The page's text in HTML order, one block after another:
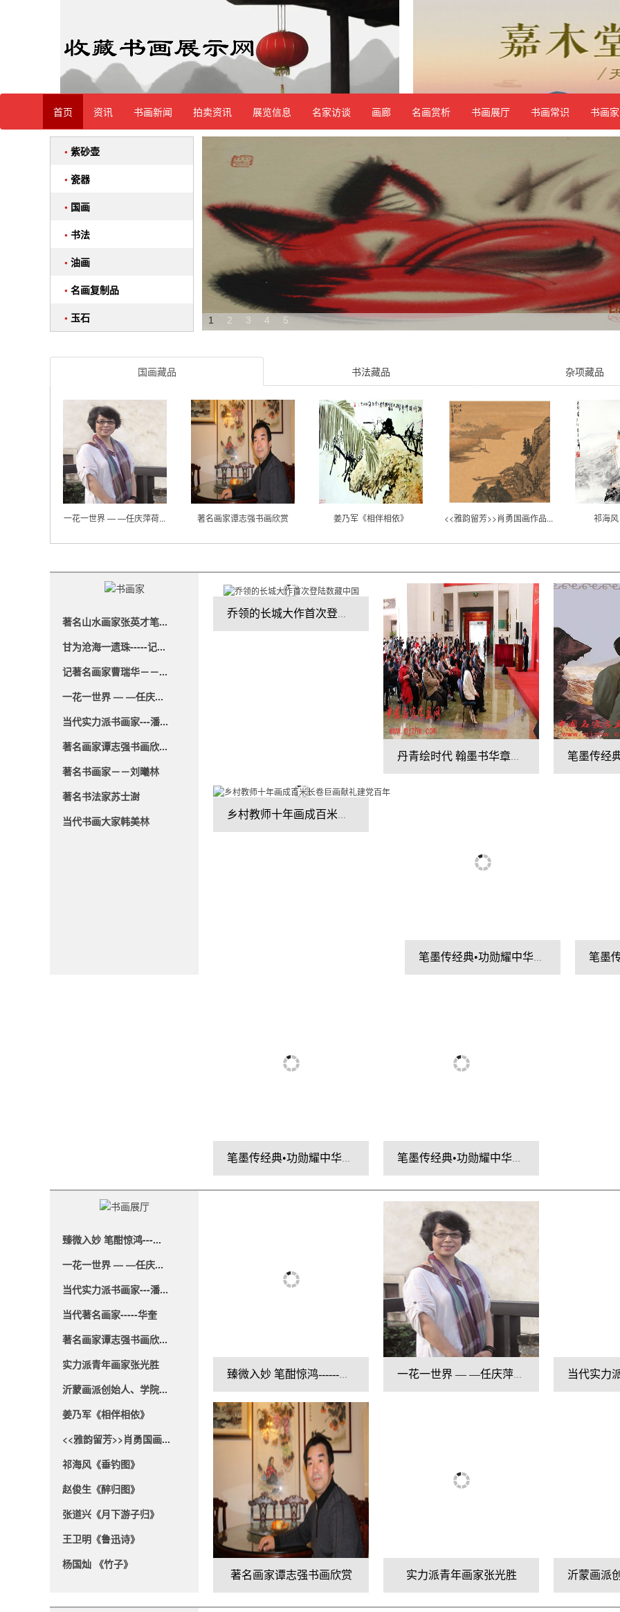
首页 资讯 书画新闻 拍卖资讯 展览信息 名家访谈 画廊 名画赏析 书画展厅 书画常识 书画家
• 紫砂壶
• 瓷器
• 国画
• 书法
• 油画
• 名画复制品
• 玉石 1 2 3 4 5
国画藏品 书法藏品 杂项藏品
一花一世界 — —任庆萍荷... 著名画家谭志强书画欣赏 姜乃军《相伴相依》 <<雅韵留芳>>肖勇国画作品... 祁海风
著名山水画家张英才笔...
甘为沧海一遗珠-----记...
记著名画家曹瑞华－－...
一花一世界 — —任庆...
当代实力派书画家---潘...
著名画家谭志强书画欣...
著名书画家－－刘曦林
著名书法家苏士澍
当代书画大家韩美林
臻微入妙 笔酣惊鸿---...
一花一世界 — —任庆...
当代实力派书画家---潘...
当代著名画家-----华奎
著名画家谭志强书画欣...
实力派青年画家张光胜
沂蒙画派创始人、学院...
姜乃军《相伴相依》
<<雅韵留芳>>肖勇国画...
祁海风《垂钓图》
赵俊生《醉归图》
张道兴《月下游子归》
王卫明《鲁迅诗》
杨国灿 《竹子》
著名画家谭志强书画欣赏 实力派青年画家张光胜